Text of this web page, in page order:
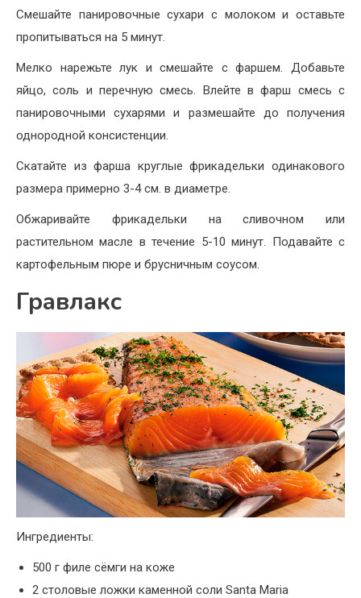
Смешайте панировочные сухари с молоком и оставьте
пропитываться на 5 минут.
Мелко нарежьте лук и смешайте с фаршем. Добавьте
яйцо, соль и перечную смесь. Влейте в фарш смесь с
панировочными сухарями и размешайте до получения
однородной консистенции.
Скатайте из фарша круглые фрикадельки одинакового
размера примерно 3-4 см. в диаметре.
Обжаривайте фрикадельки на сливочном или
растительном масле в течение 5-10 минут. Подавайте с
картофельным пюре и брусничным соусом.
Гравлакс
Ингредиенты:
500 г филе сёмги на коже
2 столовые ложки каменной соли Santa Maria